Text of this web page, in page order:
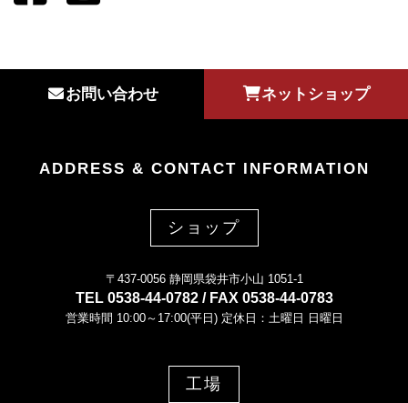
お問い合わせ ネットショップ
ADDRESS & CONTACT INFORMATION
ショップ
〒437-0056 静岡県袋井市小山 1051-1
TEL 0538-44-0782 / FAX 0538-44-0783
営業時間 10:00～17:00(平日) 定休日：土曜日 日曜日
工場